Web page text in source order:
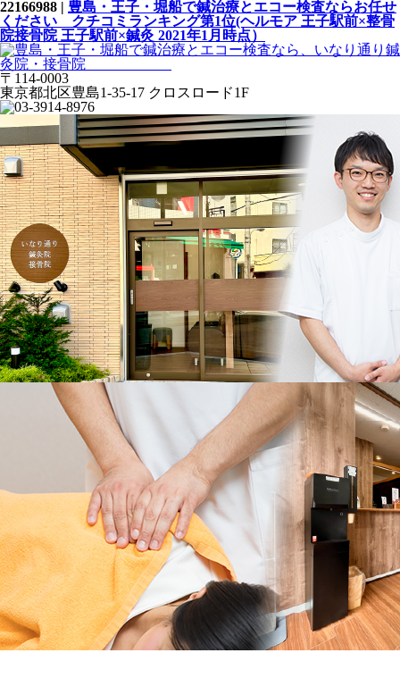
22166988 | 豊島・王子・堀船で鍼治療とエコー検査ならお任せ
ください クチコミランキング第1位(ヘルモア 王子駅前×整骨
院接骨院 王子駅前×鍼灸 2021年1月時点）
〒114-0003
東京都北区豊島1-35-17 クロスロード1F